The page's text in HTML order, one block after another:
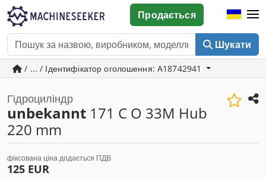
Шукати
Продається
/ ... / Ідентифікатор оголошення: A18742941
Гідроциліндр
unbekannt 171 C O 33M Hub
220 mm
фіксована ціна додається ПДВ
125 EUR